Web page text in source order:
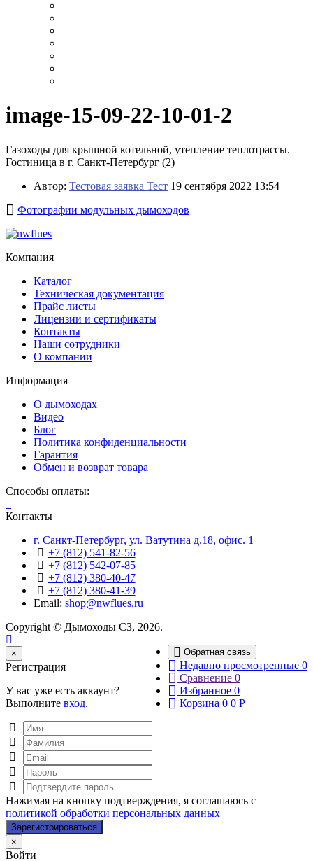
image-15-09-22-10-01-2
Газоходы для крышной котельной, утепление теплотрассы.
Гостиница в г. Санкт-Петербург (2)
Автор: Тестовая заявка Тест 19 сентября 2022 13:54
Фотографии модульных дымоходов
Компания
Каталог
Техническая документация
Прайс листы
Лицензии и сертификаты
Контакты
Наши сотрудники
О компании
Информация
О дымоходах
Видео
Блог
Политика конфиденциальности
Гарантия
Обмен и возврат товара
Способы оплаты:
Контакты
г. Санкт-Петербург, ул. Ватутина д.18, офис. 1
+7 (812) 541-82-56
+7 (812) 542-07-85
+7 (812) 380-40-47
+7 (812) 380-41-39
Email: shop@nwflues.ru
Copyright © Дымоходы СЗ, 2026.
Обратная связь
Недавно просмотренные 0
Сравнение 0
Избранное 0
Корзина 0 0 Р
×
Регистрация
У вас уже есть аккаунт?
Выполните вход.
Нажимая на кнопку подтверждения, я соглашаюсь с
политикой обработки персональных данных
×
Войти